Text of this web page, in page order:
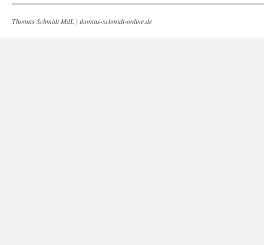
Thomas Schmidt MdL | thomas-schmidt-online.de